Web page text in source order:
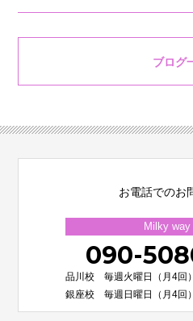
ブログ
お電話でのお
Milky way
090-
品川校 毎週火曜日（月4回
銀座校 毎週日曜日（月4回